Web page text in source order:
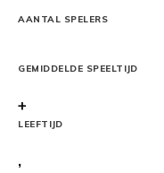
AANTAL SPELERS
GEMIDDELDE SPEELTIJD
+
LEEFTIJD
,